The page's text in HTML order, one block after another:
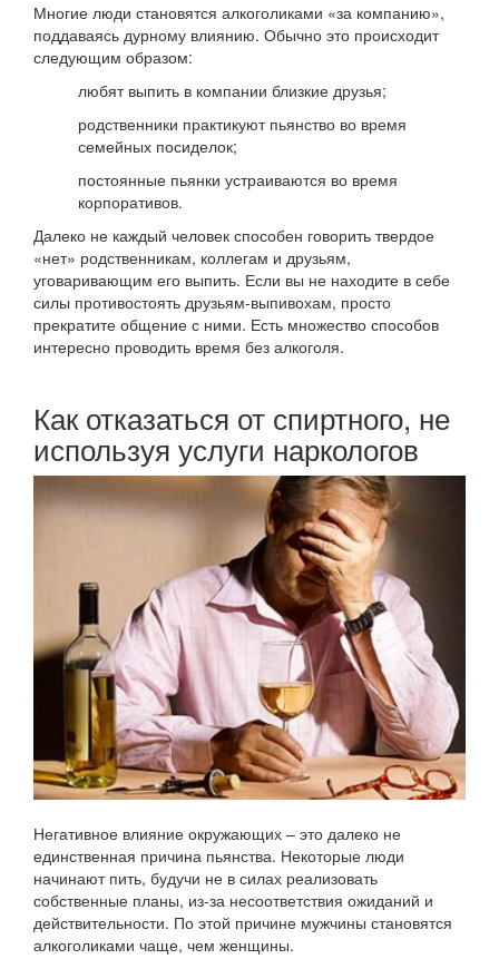
Многие люди становятся алкоголиками «за компанию»,
поддаваясь дурному влиянию. Обычно это происходит
следующим образом:
любят выпить в компании близкие друзья;
родственники практикуют пьянство во время
семейных посиделок;
постоянные пьянки устраиваются во время
корпоративов.
Далеко не каждый человек способен говорить твердое
«нет» родственникам, коллегам и друзьям,
уговаривающим его выпить. Если вы не находите в себе
силы противостоять друзьям-выпивохам, просто
прекратите общение с ними. Есть множество способов
интересно проводить время без алкоголя.
Как отказаться от спиртного, не
используя услуги наркологов
Негативное влияние окружающих – это далеко не
единственная причина пьянства. Некоторые люди
начинают пить, будучи не в силах реализовать
собственные планы, из-за несоответствия ожиданий и
действительности. По этой причине мужчины становятся
алкоголиками чаще, чем женщины.